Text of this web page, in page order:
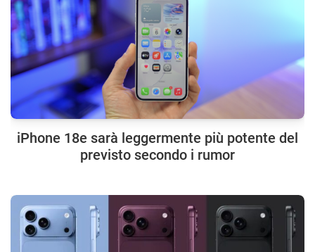
iPhone 18e sarà leggermente più potente del
previsto secondo i rumor